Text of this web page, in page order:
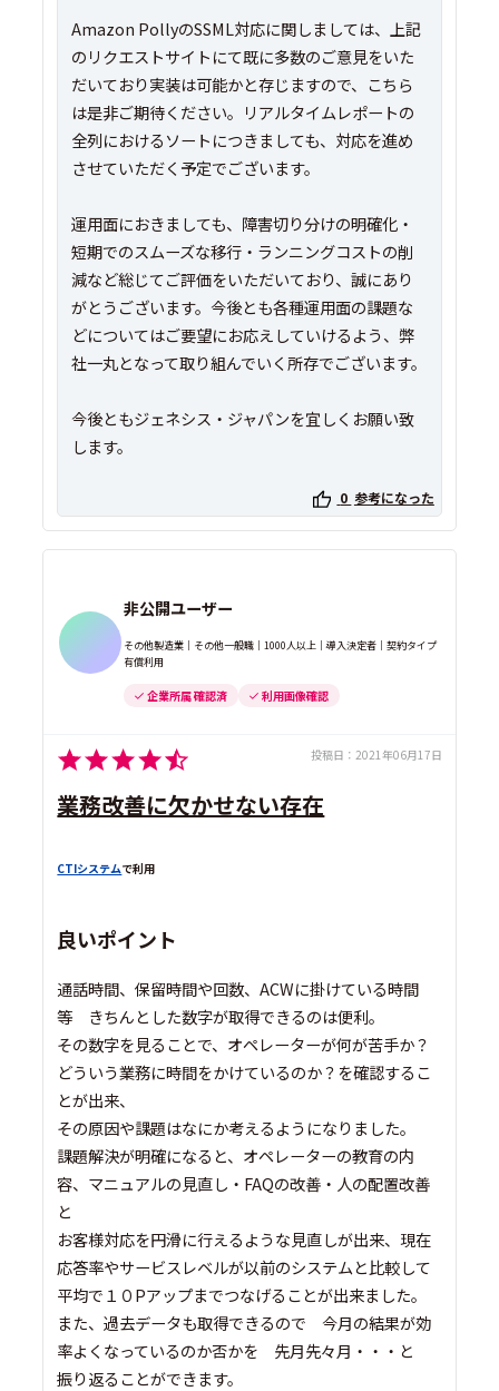
Amazon PollyのSSML対応に関しましては、上記
のリクエストサイトにて既に多数のご意見をいた
だいており実装は可能かと存じますので、こちら
は是非ご期待ください。リアルタイムレポートの
全列におけるソートにつきましても、対応を進め
させていただく予定でございます。
運用面におきましても、障害切り分けの明確化・
短期でのスムーズな移行・ランニングコストの削
減など総じてご評価をいただいており、誠にあり
がとうございます。今後とも各種運用面の課題な
どについてはご要望にお応えしていけるよう、弊
社一丸となって取り組んでいく所存でございます。
今後ともジェネシス・ジャパンを宜しくお願い致
0 参考になった
非公開ユーザー
その他製造業｜その他一般職｜1000人以上｜導入決定者｜契約タイプ
有償利用
企業所属 確認済 利用画像確認
投稿日： 2021年06月17日
業務改善に欠かせない存在
CTIシステムで利用
良いポイント
通話時間、保留時間や回数、ACWに掛けている時間
等 きちんとした数字が取得できるのは便利。
その数字を見ることで、オペレーターが何が苦手か？
どういう業務に時間をかけているのか？を確認するこ
とが出来、
その原因や課題はなにか考えるようになりました。
課題解決が明確になると、オペレーターの教育の内
容、マニュアルの見直し・FAQの改善・人の配置改善
と
お客様対応を円滑に行えるような見直しが出来、現在
応答率やサービスレベルが以前のシステムと比較して
平均で１０Pアップまでつなげることが出来ました。
また、過去データも取得できるので 今月の結果が効
率よくなっているのか否かを 先月先々月・・・と
振り返ることができます。